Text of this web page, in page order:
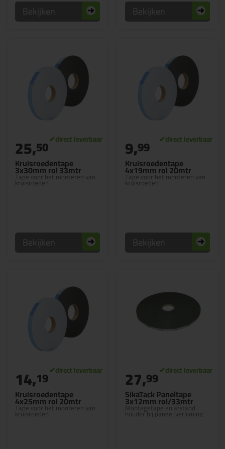
Bekijken Bekijken
Kruisroedentape
3x30mm rol 33mtr
Tape voor het monteren van
kruisroeden
25,50
Bekijken
Kruisroedentape
4x19mm rol 20mtr
Tape voor het monteren van
kruisroeden
9,99
Bekijken
Kruisroedentape
4x25mm rol 20mtr
Tape voor het monteren van
kruisroeden
14,19
SikaTack Paneltape
3x12mm rol/33mtr
Montagetape en afstand
houder bij paneel verlijming
27,99